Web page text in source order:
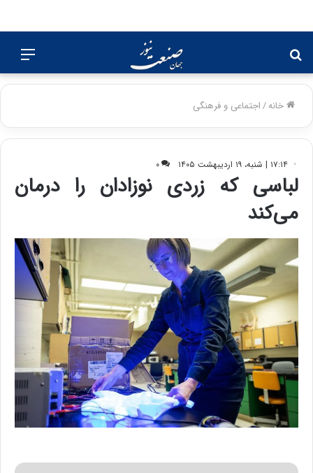
برای
خانه/اجتماعی و فرهنگی
۱۷:۱۴ | شنبه، ۱۹ اردیبهشت ۱۴۰۵ ۰
لباسی که زردی نوزادان را درمان
می‌کند